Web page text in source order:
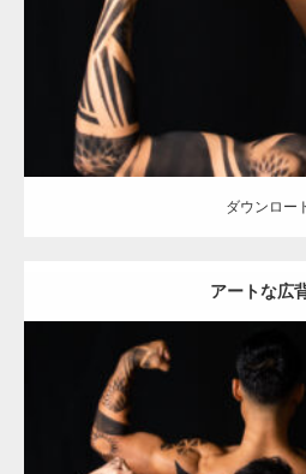
ダウンロー
アートな広
Update:
Category:アートなマッチョ オレンジ